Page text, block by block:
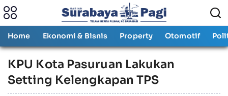
Home Ekonomi & Bisnis Property Otomotif
KPU Kota Pasuruan Lakukan
Setting Kelengkapan TPS